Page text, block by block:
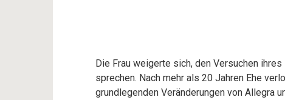
Die Frau weigerte sich, den Versuchen
sprechen. Nach mehr als 20 Jahren Ehe
grundlegenden Veränderungen von Allegra